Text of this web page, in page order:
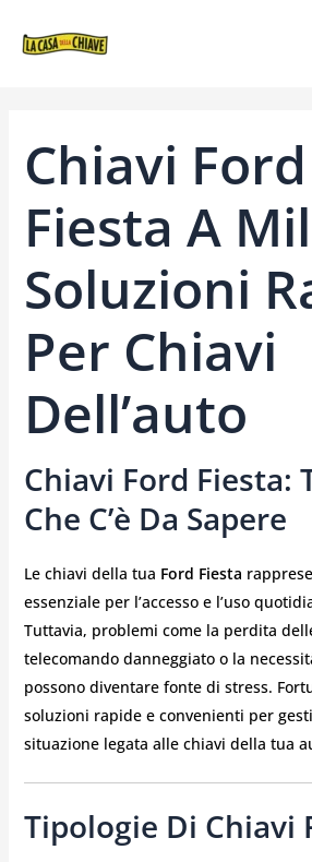
Chiavi Ford
Fiesta A
Soluzioni
Per Chiavi
Dell’auto
Chiavi Ford Fiesta:
Che C’è Da Sapere
Le chiavi della tua Ford Fiesta
essenziale per l’accesso e l’uso
Tuttavia, problemi come la perdita
telecomando danneggiato o la
possono diventare fonte di stress.
soluzioni rapide e convenienti per
situazione legata alle chiavi della tua
Tipologie Di Chiavi
ARTICOLI